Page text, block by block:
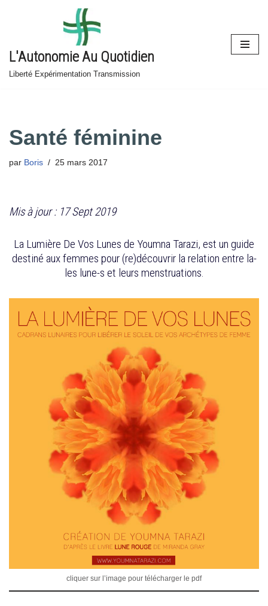
contenu
L'Autonomie Au Quotidien
Liberté Expérimentation Transmission
Santé féminine
par Boris 25 mars 2017
Mis à jour : 17 Sept 2019
La Lumière De Vos Lunes de Youmna Tarazi, est un guide
destiné aux femmes pour (re)découvrir la relation entre la-
les lune-s et leurs menstruations.
cliquer sur l’image pour télécharger le pdf